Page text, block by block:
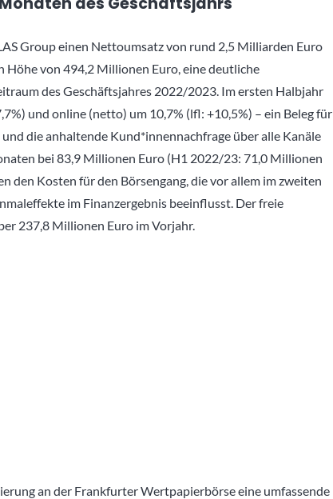
Group einen Nettoumsatz von rund 2,5 Milliarden Euro
von 494,2 Millionen Euro, eine deutliche
des Geschäftsjahres 2022/2023. Im ersten Halbjahr
und online (netto) um 10,7% (lfl: +10,5%) – ein Beleg für
die anhaltende Kund*innennachfrage über alle Kanäle
bei 83,9 Millionen Euro (H1 2022/23: 71,0 Millionen
den Kosten für den Börsengang, die vor allem im zweiten
im Finanzergebnis beeinflusst. Der freie
237,8 Millionen Euro im Vorjahr.
an der Frankfurter Wertpapierbörse eine umfassende